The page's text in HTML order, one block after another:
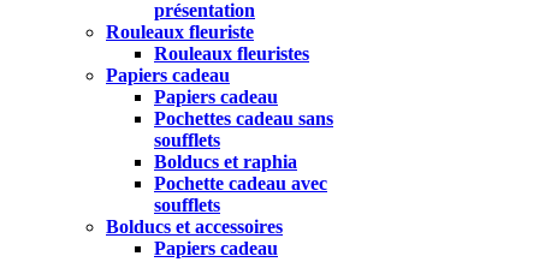
présentation
Rouleaux fleuriste
Rouleaux fleuristes
Papiers cadeau
Papiers cadeau
Pochettes cadeau sans
soufflets
Bolducs et raphia
Pochette cadeau avec
soufflets
Bolducs et accessoires
Papiers cadeau